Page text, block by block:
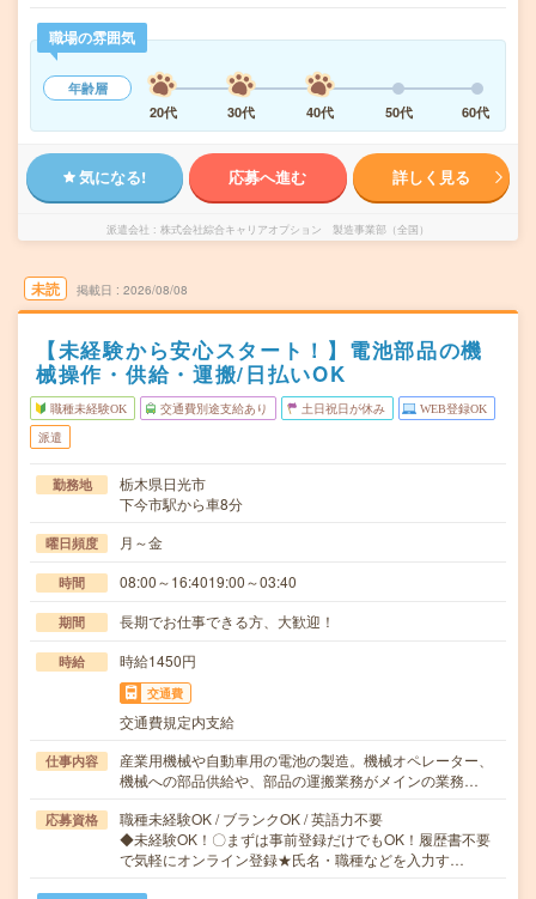
職場の雰囲気
年齢層
20代
30代 40代 50代 60代
気になる! 応募へ進む 詳しく見る
派遣会社 株式会社綜合キャリアオプション 製造事業部（全国）
未読 掲載日 2026/08/08
【未経験から安心スタート！】電池部品の機
械操作・供給・運搬/日払いOK
職種未経験OK 交通費別途支給あり 土日祝日が休み WEB登録OK
派遣
勤務地
栃木県日光市
下今市駅から車8分
曜日頻度 月～金
時間 08:00～16:4019:00～03:40
期間 長期でお仕事できる方、大歓迎！
時給 時給1450円
交通費
交通費規定内支給
仕事内容
産業用機械や自動車用の電池の製造。機械オペレーター、
機械への部品供給や、部品の運搬業務がメインの業務…
応募資格
職種未経験OK / ブランクOK / 英語力不要
◆未経験OK！〇まずは事前登録だけでもOK！履歴書不要
で気軽にオンライン登録★氏名・職種などを入力す…